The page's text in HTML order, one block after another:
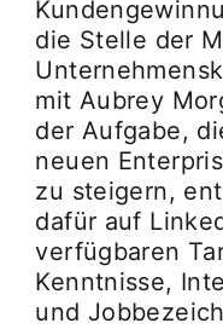
die Stelle der
mit Aubrey
der Aufgabe,
neuen
zu steigern,
dafür auf
verfügbaren
Kenntnisse,
und